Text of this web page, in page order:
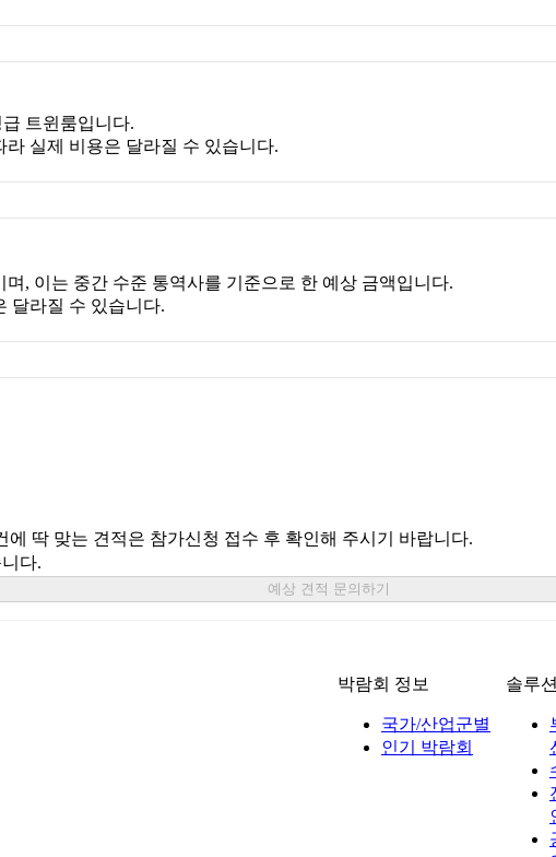
트윈룸입니다.
실제 비용은 달라질 수 있습니다.
며, 이는 중간 수준 통역사를 기준으로 한 예상 금액입니다.
달라질 수 있습니다.
딱 맞는 견적은 참가신청 접수 후 확인해 주시기 바랍니다.
다.
예상 견적 문의하기
박람회 정보
국가/산업군별
인기 박람회
솔루션